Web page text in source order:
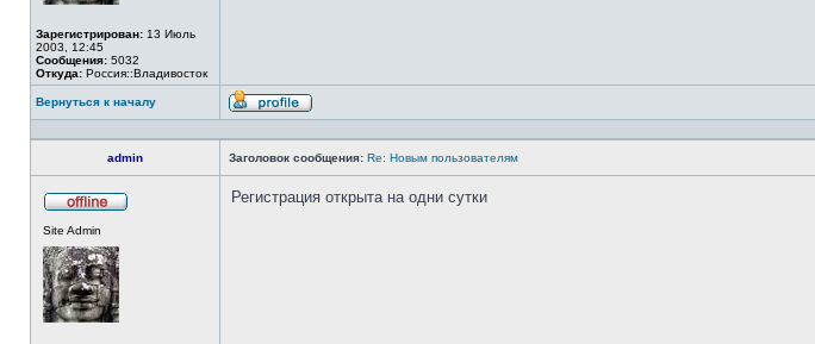
Зарегистрирован: 13 Июль
2003, 12:45
Сообщения: 5032
Откуда: Россия::Владивосток
Вернуться к началу
Профиль
admin
Заголовок сообщения: Re: Новым пользователям
Site Admin
Регистрация открыта на одни сутки